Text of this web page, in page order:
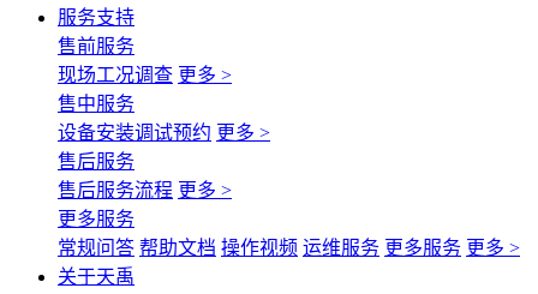
服务支持
售前服务
现场工况调查 更多 >
售中服务
设备安装调试预约 更多 >
售后服务
售后服务流程 更多 >
更多服务
常规问答 帮助文档 操作视频 运维服务 更多服务 更多 >
关于天禹